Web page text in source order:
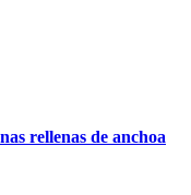
rellenas de anchoa